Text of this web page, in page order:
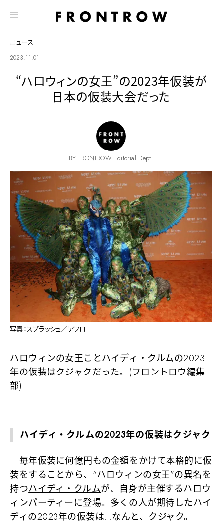
ニュース
2023.11.01
“ハロウィンの女王”の2023年仮装が
日本の仮装大会だった
BY FRONTROW Editorial Dept.
写真：スプラッシュ／アフロ
ハロウィンの女王ことハイディ・クルムの2023
年の仮装はクジャクだった。(フロントロウ編集
部)
ハイディ・クルムの2023年の仮装はクジャク
毎年仮装に何億円もの金額をかけて本格的に仮
装をすることから、“ハロウィンの女王”の異名を
持つハイディ・クルムが、自身が主催するハロウ
ィンパーティーに登場。多くの人が期待したハイ
ディの2023年の仮装は…なんと、クジャク。